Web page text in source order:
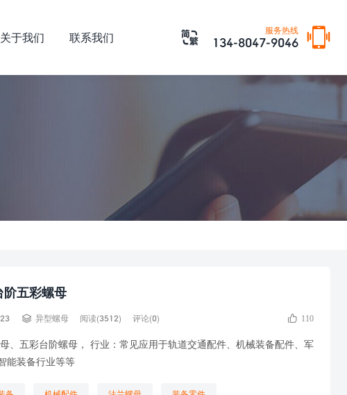
服务热线
134-8047-9046 

关于我们 联系我们
阶五彩螺母
 异型螺母 阅读(3512) 评论(0)  110
、五彩台阶螺母， 行业：常见应用于轨道交通配件、机械装备配件、军
能装备行业等等